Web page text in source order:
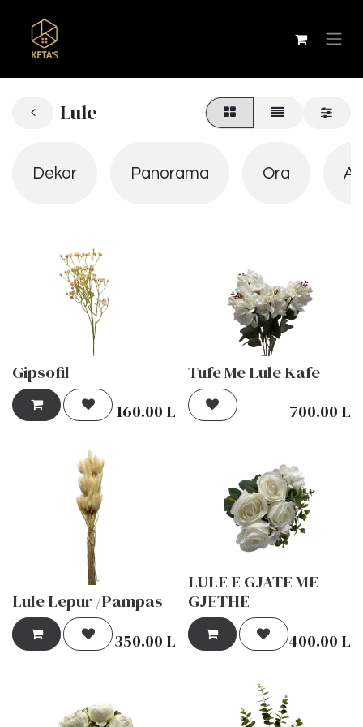
Lule
Dekor Panorama Ora
Gipsofil
160.00 L
Tufe Me Lule Kafe
700.00 L
Lule Lepur /Pampas
350.00 L
LULE E GJATE ME
GJETHE
400.00 L